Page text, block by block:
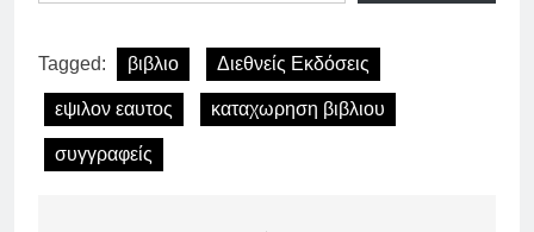
Tagged: βιβλιο Διεθνείς Εκδόσεις
εψιλον εαυτος καταχωρηση βιβλιου
συγγραφείς